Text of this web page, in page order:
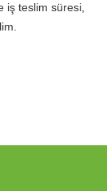
iş teslim süresi,